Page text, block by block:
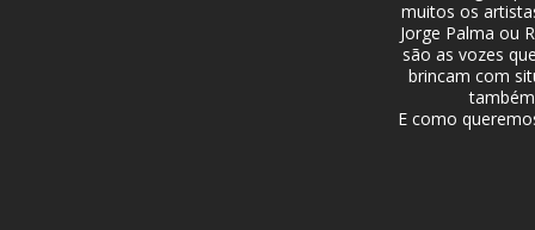
muitos os
Jorge Palma ou
são as vozes
brincam com
E como